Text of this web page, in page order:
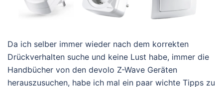
Da ich selber immer wieder nach dem korrekten
Drückverhalten suche und keine Lust habe, immer die
Handbücher von den devolo Z-Wave Geräten
herauszusuchen, habe ich mal ein paar wichte Tipps zu